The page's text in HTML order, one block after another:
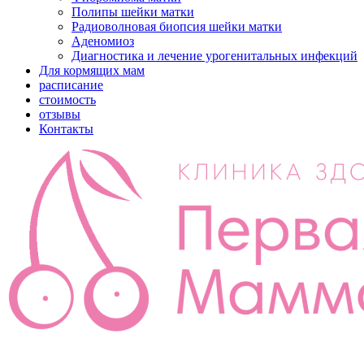
Полипы шейки матки
Радиоволновая биопсия шейки матки
Аденомиоз
Диагностика и лечение урогенитальных инфекций
Для кормящих мам
расписание
стоимость
отзывы
Контакты